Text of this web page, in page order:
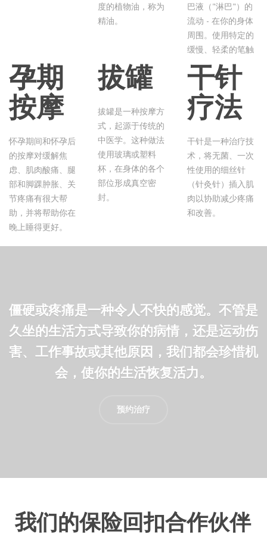
度的植物油，称为
精油。
巴液（"淋巴"）的
流动 - 在你的身体
周围。使用特定的
缓慢、轻柔的笔触
孕期
按摩
怀孕期间和怀孕后
的按摩对缓解焦
虑、肌肉酸痛、腿
部和脚踝肿胀、关
节疼痛有很大帮
助，并将帮助你在
晚上睡得更好。
拔罐
拔罐是一种按摩方
式，起源于传统的
中医学。这种做法
使用玻璃或塑料
杯，在身体的各个
部位形成真空密
封。
干针
疗法
干针是一种治疗技
术，将无菌、一次
性使用的细丝针
（针灸针）插入肌
肉以协助减少疼痛
和改善。
僵硬或疼痛是一种令人不快的感觉。不管是
久坐的生活方式导致你的病情，还是运动伤
害、工作事故或其他原因，我们都会珍惜机
会，使你的生活恢复活力。
预约治疗
我们的保险回扣合作伙伴